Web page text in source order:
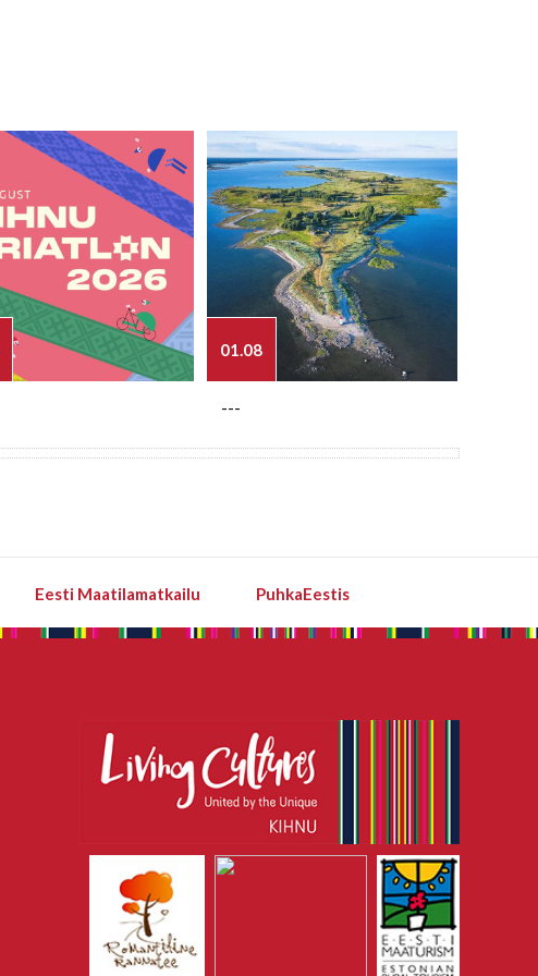
01.08
---
Eesti Maatilamatkailu PuhkaEestis